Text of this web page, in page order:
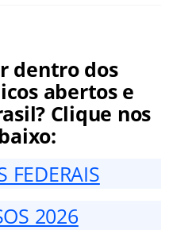
dentro dos
abertos e
Clique nos
FEDERAIS
2026